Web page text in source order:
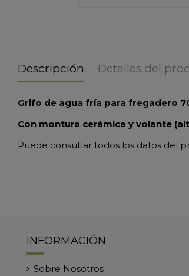
Descripción Detalles del
Grifo de agua fría para fregadero
Con montura cerámica y volante
Puede consultar todos los datos del
INFORMACIÓN
Sobre Nosotros